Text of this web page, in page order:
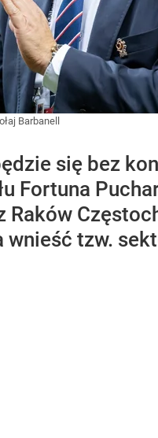
Barbanell
się bez
Fortuna
Raków
wnieść tzw.